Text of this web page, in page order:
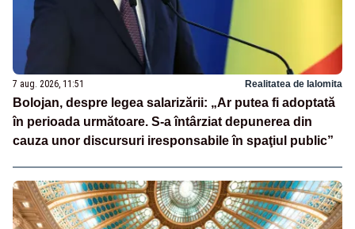
7 aug. 2026, 11:51 Realitatea de Ialomita
Bolojan, despre legea salarizării: „Ar putea fi adoptată
în perioada următoare. S-a întârziat depunerea din
cauza unor discursuri iresponsabile în spaţiul public”